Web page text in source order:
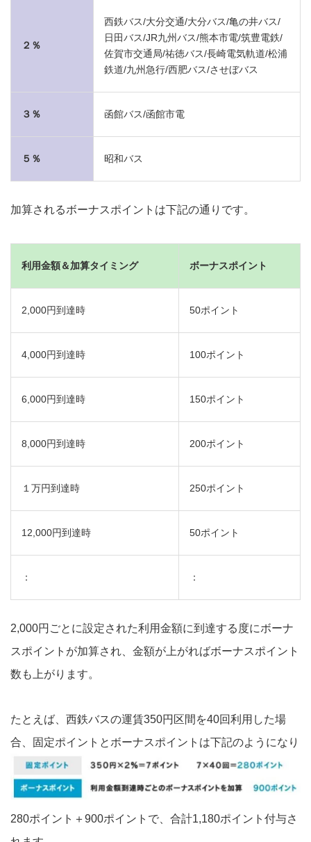
２％
西鉄バス/大分交通/大分バス/亀の井バス/
日田バス/JR九州バス/熊本市電/筑豊電鉄/
佐賀市交通局/祐徳バス/長崎電気軌道/松浦
鉄道/九州急行/西肥バス/させぼバス
３％ 函館バス/函館市電
５％ 昭和バス
加算されるボーナスポイントは下記の通りです。
利用金額＆加算タイミング ボーナスポイント
2,000円到達時 50ポイント
4,000円到達時 100ポイント
6,000円到達時 150ポイント
8,000円到達時 200ポイント
１万円到達時 250ポイント
12,000円到達時 50ポイント
： ：
2,000円ごとに設定された利用金額に到達する度にボーナ
スポイントが加算され、金額が上がればボーナスポイント
数も上がります。
たとえば、西鉄バスの運賃350円区間を40回利用した場
合、固定ポイントとボーナスポイントは下記のようになり
280ポイント＋900ポイントで、合計1,180ポイント付与さ